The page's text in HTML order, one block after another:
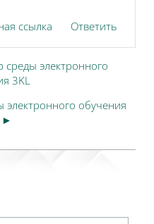
ссылка Ответить
электронного
3KL
обучения
►